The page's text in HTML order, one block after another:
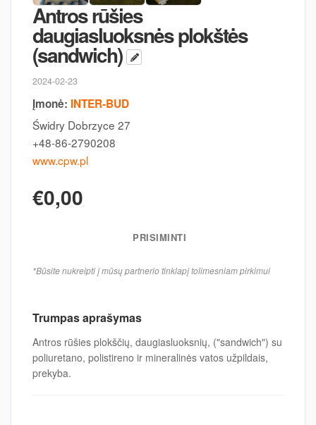
Antros rūšies
daugiasluoksnės plokštės
(sandwich)
2024-02-23
Įmonė: INTER-BUD
Świdry Dobrzyce 27
+48-86-2790208
www.cpw.pl
€0,00
PRISIMINTI
*Būsite nukreipti į mūsų partnerio tinklapį tolimesniam pirkimui
Trumpas aprašymas
Antros rūšies plokščių, daugiasluoksnių, ("sandwich") su
poliuretano, polistireno ir mineralinės vatos užpildais,
prekyba.